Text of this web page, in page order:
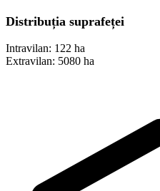
Distribuția suprafeței
Intravilan: 122 ha
Extravilan: 5080 ha